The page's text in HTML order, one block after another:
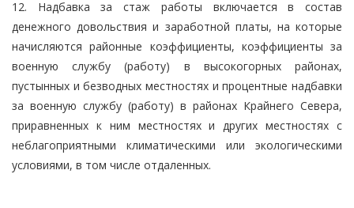
12. Надбавка за стаж работы включается в состав
денежного довольствия и заработной платы, на которые
начисляются районные коэффициенты, коэффициенты за
военную службу (работу) в высокогорных районах,
пустынных и безводных местностях и процентные надбавки
за военную службу (работу) в районах Крайнего Севера,
приравненных к ним местностях и других местностях с
неблагоприятными климатическими или экологическими
условиями, в том числе отдаленных.